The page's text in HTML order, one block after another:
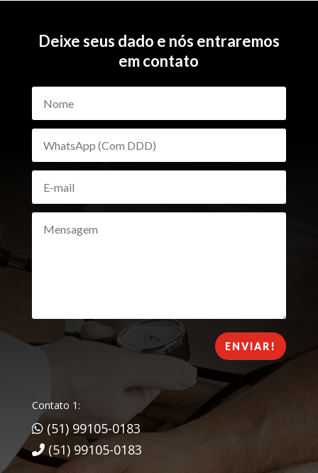
Deixe seus dado e nós entraremos
em contato
ENVIAR!
Contato 1:
(51) 99105-0183
(51) 99105-0183